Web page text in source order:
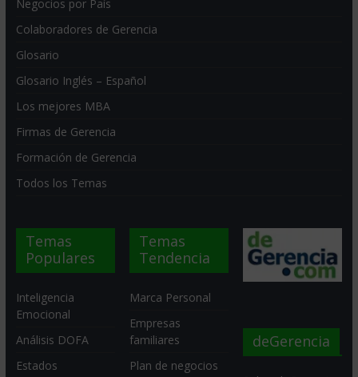
Negocios por País
Colaboradores de Gerencia
Glosario
Glosario Inglés – Español
Los mejores MBA
Firmas de Gerencia
Formación de Gerencia
Todos los Temas
Temas
Populares
Inteligencia
Emocional
Análisis DOFA
Estados
Temas
Tendencia
Marca Personal
Empresas
familiares
Plan de negocios
deGerencia